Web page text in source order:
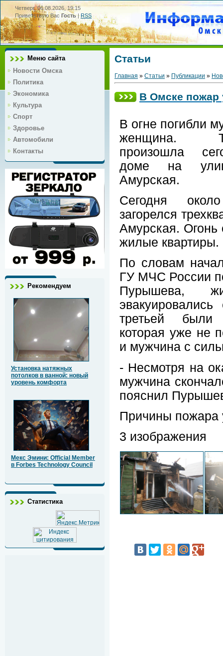
Четверг, 06.08.2026, 19:15
Приветствую Вас Гость|RSS
Меню сайта
Новости Омска
Политика
Экономика
Культура
Спорт
Здоровье
Автомобили
Контакты
Рекомендуем
Установка натяжных
потолков в ванной: новый
уровень комфорта
Мекс Эмини: Official Member
в Forbes Technology Council
Статистика
Статьи
Главная » Статьи » Публикации »
В Омске пожар
В огне погибли
женщина.
произошла
доме на
Амурская.
Сегодня
загорелся
Амурская. Огонь
жилые квартиры.
По словам
ГУ МЧС России
Пурышева,
третьей
которая уже не
и мужчина с
- Несмотря на
мужчина
пояснил
Причины пожара
3 изображения